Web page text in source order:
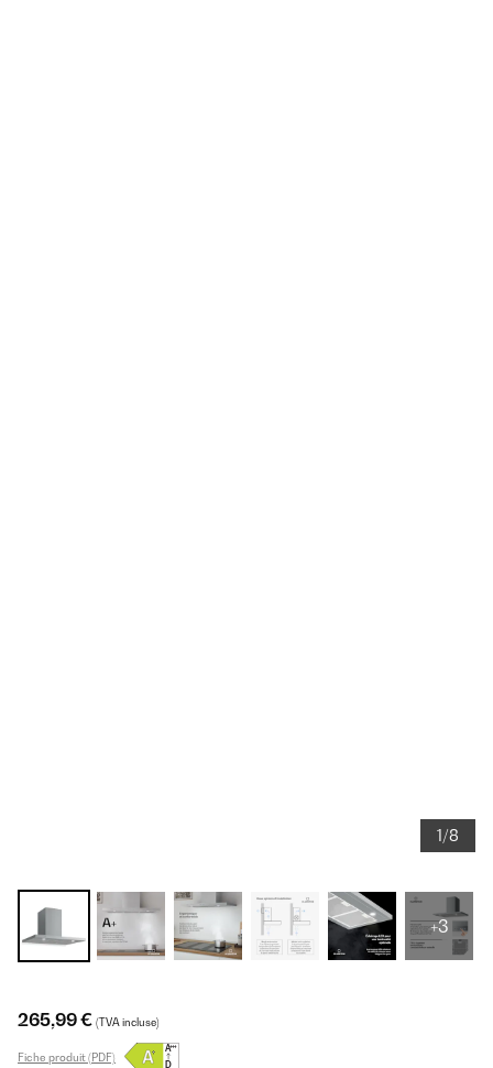
1/8
+3
265,99 € (TVA incluse)
Fiche produit (PDF)